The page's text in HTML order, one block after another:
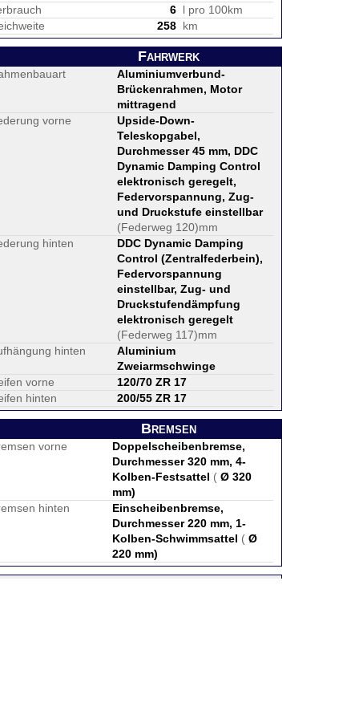
6 l pro 100km
258 km
Fahrwerk
Aluminiumverbund-
Brückenrahmen, Motor
mittragend
vorne
Upside-Down-
Teleskopgabel,
Durchmesser 45 mm, DDC
Dynamic Damping Control
elektronisch geregelt,
Federvorspannung, Zug-
und Druckstufe einstellbar
(Federweg 120)mm
hinten
DDC Dynamic Damping
Control (Zentralfederbein),
Federvorspannung
einstellbar, Zug- und
Druckstufendämpfung
elektronisch geregelt
(Federweg 117)mm
hinten
Aluminium
Zweiarmschwinge
vorne
120/70 ZR 17
hinten
200/55 ZR 17
Bremsen
vorne
Doppelscheibenbremse,
Durchmesser 320 mm, 4-
Kolben-Festsattel ( Ø 320
mm)
hinten
Einscheibenbremse,
Durchmesser 220 mm, 1-
Kolben-Schwimmsattel ( Ø
220 mm)